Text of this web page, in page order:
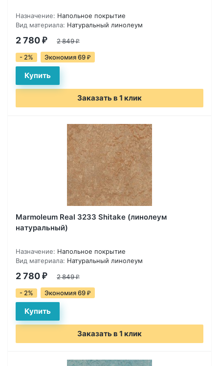
Назначение: Напольное покрытие
Вид материала: Натуральный линолеум
2 780 ₽ 2 849₽
- 2% Экономия 69 ₽
Заказать в 1 клик
Marmoleum Real 3233 Shitake (линолеум
натуральный)
Назначение: Напольное покрытие
Вид материала: Натуральный линолеум
2 780 ₽ 2 849₽
- 2% Экономия 69 ₽
Заказать в 1 клик